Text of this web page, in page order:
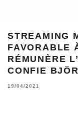
STREAMING
FAVORABLE
RÉMUNÈRE
CONFIE
19/04/2021